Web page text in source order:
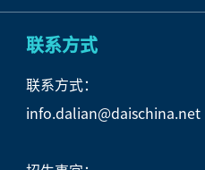
联系方式
联系方式：
info.dalian@daischina.net